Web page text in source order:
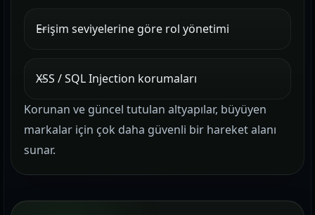
Erişim seviyelerine göre rol yönetimi
XSS / SQL Injection korumaları
Korunan ve güncel tutulan altyapılar, büyüyen
markalar için çok daha güvenli bir hareket alanı
sunar.